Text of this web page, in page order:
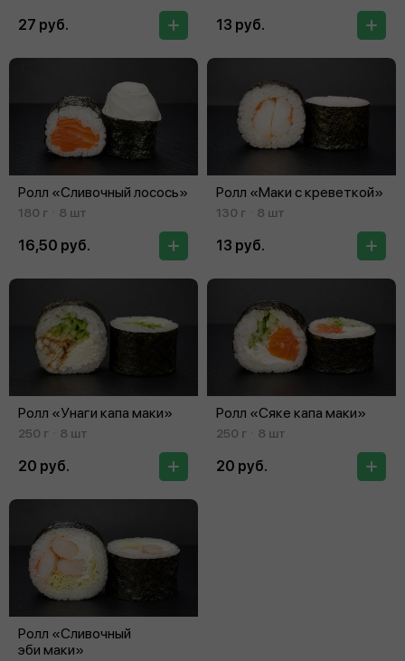
27 руб. 13 руб.
Ролл «Сливочный лосось»
180 г 8 шт
16,50 руб.
Ролл «Маки с креветкой»
130 г 8 шт
13 руб.
Ролл «Унаги капа маки»
250 г 8 шт
20 руб.
Ролл «Сяке капа маки»
250 г 8 шт
20 руб.
Ролл «Сливочный
эби маки»